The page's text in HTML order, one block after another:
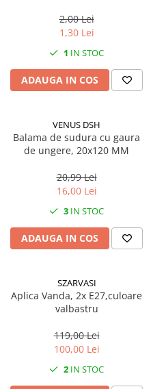
Mufe si conectori irigare
Pavaje si borduri
Programatoare stropire
Termometre Meteo
Umbrele si pavilioane gradina
Unelte gradinarit
Balsam de rufe profesional
Detergenti de vase profesionali
Detergenti lichizi profesionali
Igiena si Ingrijire personala
Pachet curățenie
Sapun de maini profesional
Sisteme de dozaj profesionale
2,00 Lei
1,30 Lei
1 IN STOC
ADAUGA IN COS
VENUS DSH
Balama de sudura cu gaura
de ungere, 20x120 MM
20,99 Lei
16,00 Lei
3 IN STOC
ADAUGA IN COS
SZARVASI
Aplica Vanda, 2x E27,culoare
valbastru
119,00 Lei
100,00 Lei
2 IN STOC